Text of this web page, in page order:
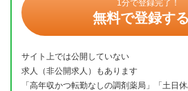
1分で登録完了！
無料で登録する
サイト上では公開していない
求人（非公開求人）もあります
「高年収かつ転勤なしの調剤薬局」「土日